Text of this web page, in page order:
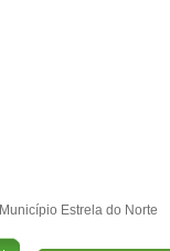
Município Estrela do Norte